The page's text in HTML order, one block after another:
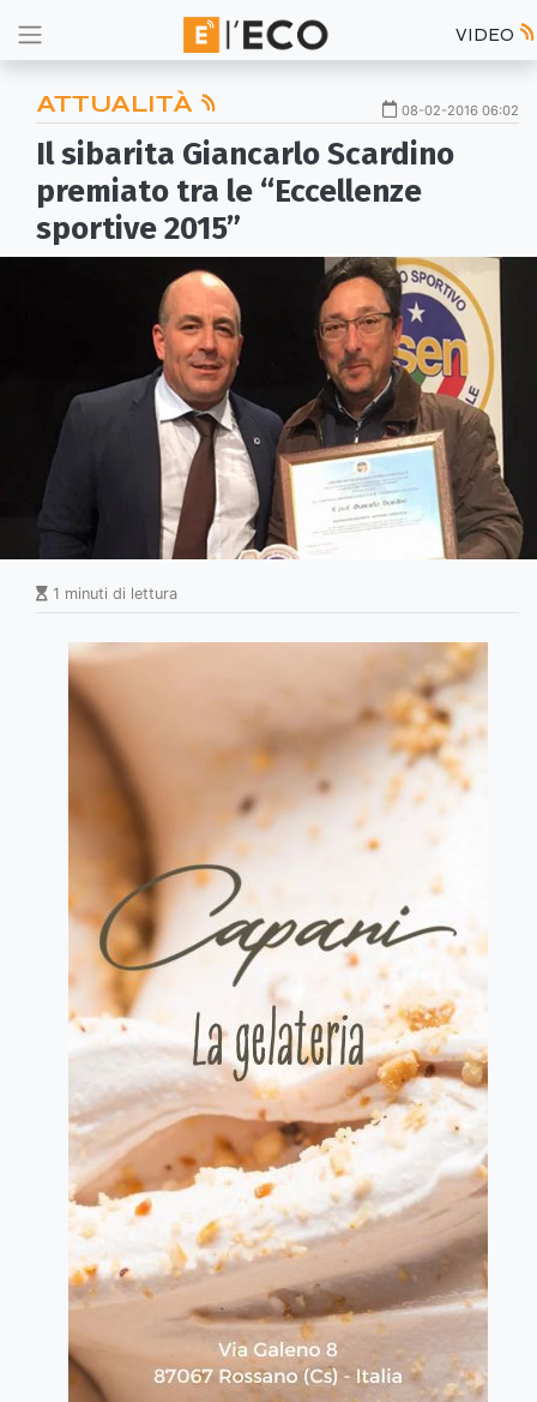
VIDEO
ATTUALITÀ 08-02-2016 06:02
Il sibarita Giancarlo Scardino
premiato tra le “Eccellenze
sportive 2015”
1 minuti di lettura